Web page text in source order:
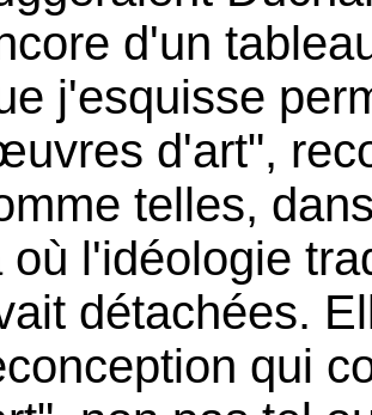
d'un
j'esquisse
d'art",
telles,
où l'idéologie
détachées.
qui